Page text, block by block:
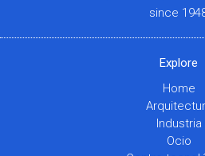
since
Explore
Home
Industria
Ocio